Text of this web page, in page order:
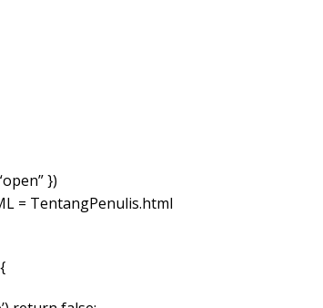
})
= TentangPenulis.html